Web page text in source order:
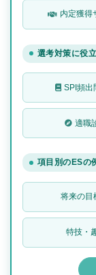
内定獲得
選考対策に役
SPI頻出
適職
項目別のESの
将来の目
特技・